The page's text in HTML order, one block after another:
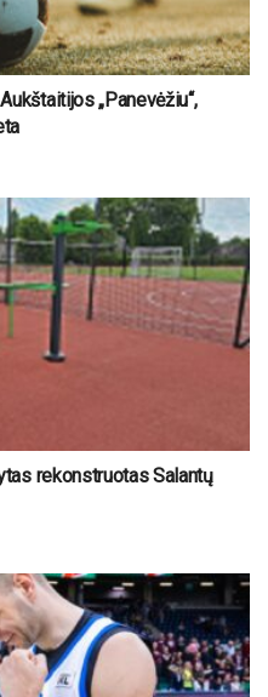
„Panevėžiu“,
rekonstruotas Salantų